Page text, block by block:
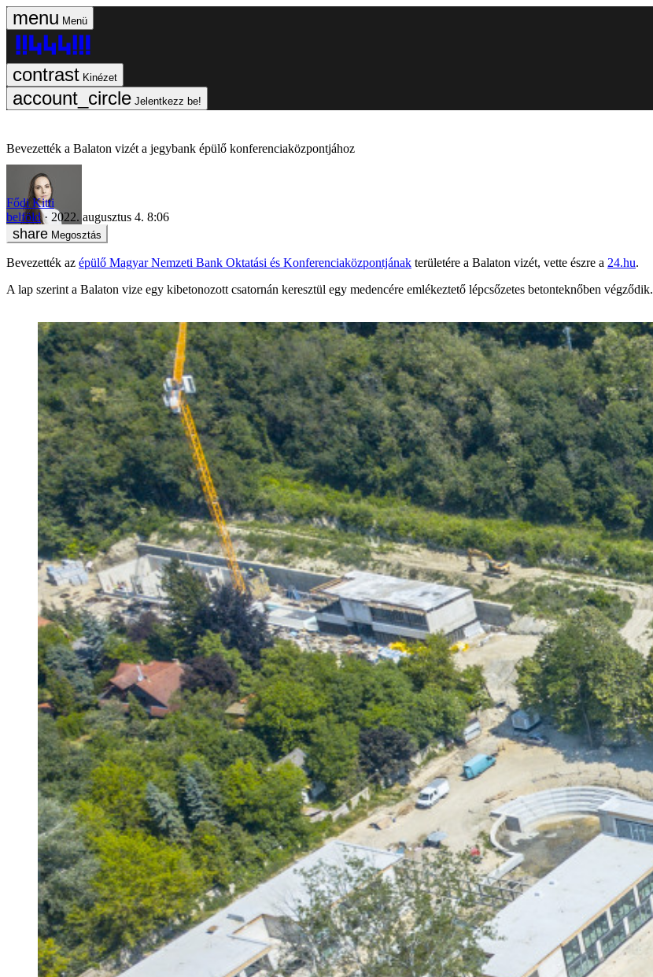
Menü
Kinézet
Jelentkezz be!
Bevezették a Balaton vizét a jegybank épülő konferenciaközpontjához
Fődi Kitti
belföld
2022. augusztus 4. 8:06
Megosztás
Bevezették az épülő Magyar Nemzeti Bank Oktatási és Konferenciaközpontjának területére a Balaton vizét, vette észre a 24.hu.
A lap szerint a Balaton vize egy kibetonozott csatornán keresztül egy medencére emlékeztető lépcsőzetes betonteknőben végződik.